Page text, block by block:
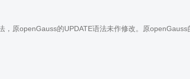
，原openGauss的UPDATE语法未作修改。原openGauss